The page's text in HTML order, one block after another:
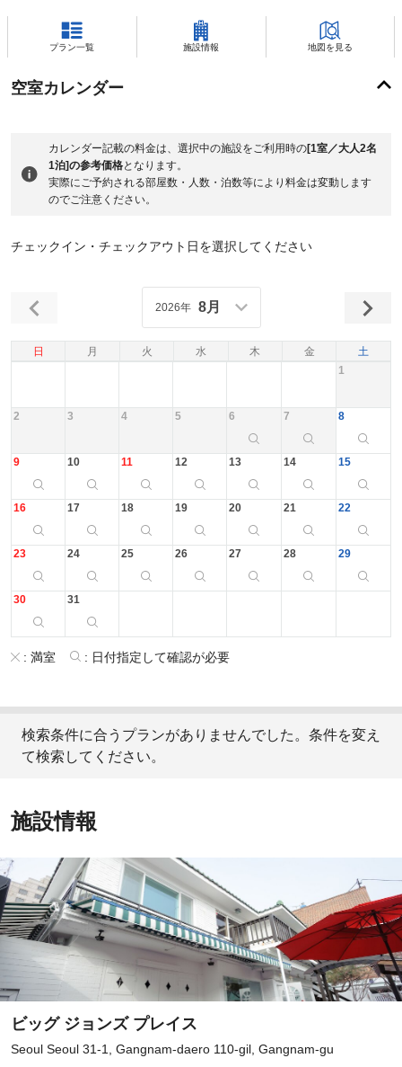
プラン一覧 施設情報 地図を見る
空室カレンダー
カレンダー記載の料金は、選択中の施設をご利用時の[1室／大人2名
1泊]の参考価格となります。
実際にご予約される部屋数・人数・泊数等により料金は変動します
のでご注意ください。
チェックイン・チェックアウト日を選択してください
日 月 火 水 木 金 土
2026年 8月
1
2 3 4 5 6 7 8
9 10 11 12 13 14 15
16 17 18 19 20 21 22
23 24 25 26 27 28 29
30 31
: 満室 : 日付指定して確認が必要
検索条件に合うプランがありませんでした。条件を変え
て検索してください。
施設情報
ビッグ ジョンズ プレイス
Seoul Seoul 31-1, Gangnam-daero 110-gil, Gangnam-gu